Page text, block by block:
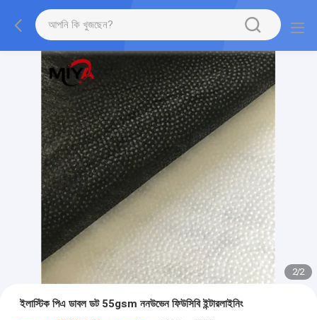
2/2
ইলাস্টিক পিএ ডাবল ডট 55gsm ননউভেন ফিউসিবি ইন্টারলাইনিং